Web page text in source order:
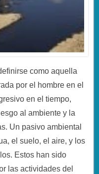
como aquella
por el hombre en el
en el tiempo,
al ambiente y la
Un pasivo ambiental
el suelo, el aire, y los
Estos han sido
las actividades del